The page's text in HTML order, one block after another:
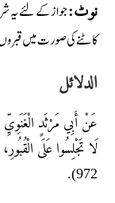
نوٹ:جواز کے لئے یہ
کاٹنے کی صورت میں
الدلائل
عَنْ أَبِي مَرْثَدٍ
لَا تَجْلِسُوا عَلَى
972).